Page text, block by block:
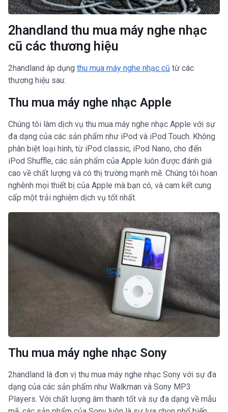
2handland thu mua máy nghe nhạc
cũ các thương hiệu
2handland áp dụng thu mua máy nghe nhạc cũ từ các
thương hiệu sau:
Thu mua máy nghe nhạc Apple
Chúng tôi làm dịch vụ thu mua máy nghe nhạc Apple với sự
đa dạng của các sản phẩm như iPod và iPod Touch. Không
phân biệt loại hình, từ iPod classic, iPod Nano, cho đến
iPod Shuffle, các sản phẩm của Apple luôn được đánh giá
cao về chất lượng và có thị trường mạnh mẽ. Chúng tôi hoan
nghênh mọi thiết bị của Apple mà bạn có, và cam kết cung
cấp một trải nghiệm dịch vụ tốt nhất.
Thu mua máy nghe nhạc Sony
2handland là đơn vị thu mua máy nghe nhạc Sony với sự đa
dạng của các sản phẩm như Walkman và Sony MP3
Players. Với chất lượng âm thanh tốt và sự đa dạng về mẫu